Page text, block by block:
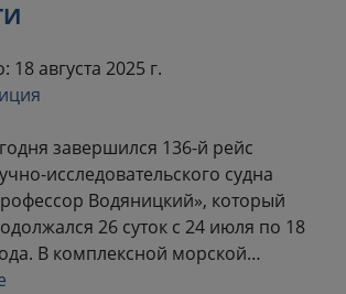
августа 2025 г.
завершился 136-й рейс
исследовательского судна
Водяницкий», который
26 суток с 24 июля по 18
В комплексной морской…